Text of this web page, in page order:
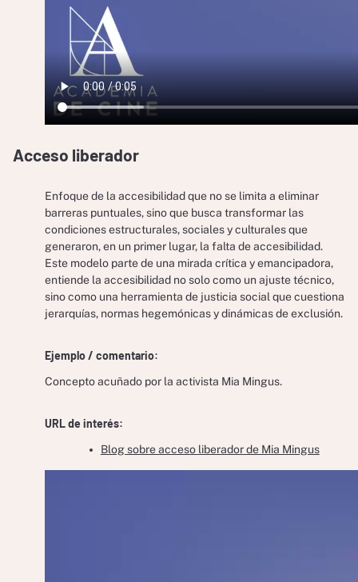
Acceso liberador
Enfoque de la accesibilidad que no se limita a eliminar
barreras puntuales, sino que busca transformar las
condiciones estructurales, sociales y culturales que
generaron, en un primer lugar, la falta de accesibilidad.
Este modelo parte de una mirada crítica y emancipadora,
entiende la accesibilidad no solo como un ajuste técnico,
sino como una herramienta de justicia social que cuestiona
jerarquías, normas hegemónicas y dinámicas de exclusión.
Ejemplo / comentario:
Concepto acuñado por la activista Mia Mingus.
URL de interés:
Blog sobre acceso liberador de Mia Mingus